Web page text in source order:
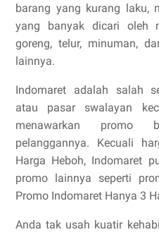
barang yang kurang laku,
yang banyak dicari oleh
goreng, telur, minuman,
lainnya.
Indomaret adalah salah
atau pasar swalayan
menawarkan promo
pelanggannya. Kecuali
Harga Heboh, Indomaret
promo lainnya seperti
Promo Indomaret Hanya 3
Anda tak usah kuatir